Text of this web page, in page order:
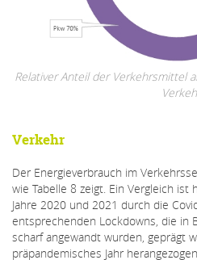
Relativer Anteil der Verkehrsmittel
Verkehr
Der Energieverbrauch im
wie Tabelle 8 zeigt. Ein Vergleich ist
Jahre 2020 und 2021 durch die
entsprechenden Lockdowns, die in
scharf angewandt wurden, geprägt
präpandemisches Jahr